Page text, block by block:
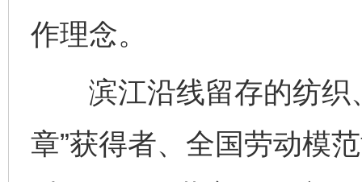
作理念。
滨江沿线留存的纺织
章”获得者、全国劳动模